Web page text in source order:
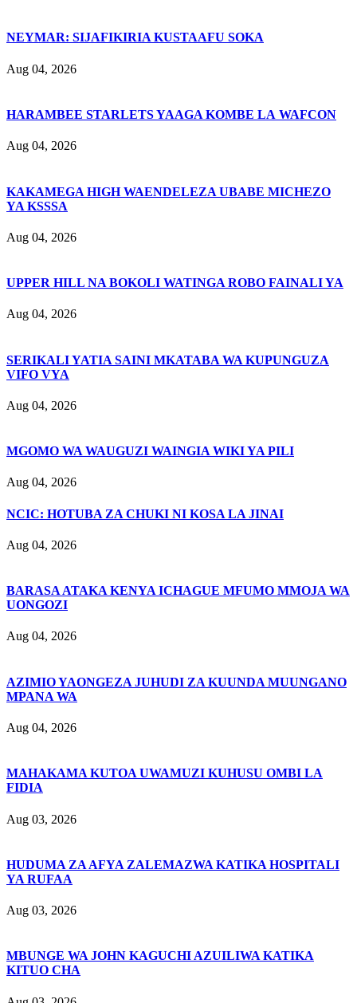
NEYMAR: SIJAFIKIRIA KUSTAAFU SOKA
Aug 04, 2026
HARAMBEE STARLETS YAAGA KOMBE LA WAFCON
Aug 04, 2026
KAKAMEGA HIGH WAENDELEZA UBABE MICHEZO
YA KSSSA
Aug 04, 2026
UPPER HILL NA BOKOLI WATINGA ROBO FAINALI YA
Aug 04, 2026
SERIKALI YATIA SAINI MKATABA WA KUPUNGUZA
VIFO VYA
Aug 04, 2026
MGOMO WA WAUGUZI WAINGIA WIKI YA PILI
Aug 04, 2026
NCIC: HOTUBA ZA CHUKI NI KOSA LA JINAI
Aug 04, 2026
BARASA ATAKA KENYA ICHAGUE MFUMO MMOJA WA
UONGOZI
Aug 04, 2026
AZIMIO YAONGEZA JUHUDI ZA KUUNDA MUUNGANO
MPANA WA
Aug 04, 2026
MAHAKAMA KUTOA UWAMUZI KUHUSU OMBI LA
FIDIA
Aug 03, 2026
HUDUMA ZA AFYA ZALEMAZWA KATIKA HOSPITALI
YA RUFAA
Aug 03, 2026
MBUNGE WA JOHN KAGUCHI AZUILIWA KATIKA
KITUO CHA